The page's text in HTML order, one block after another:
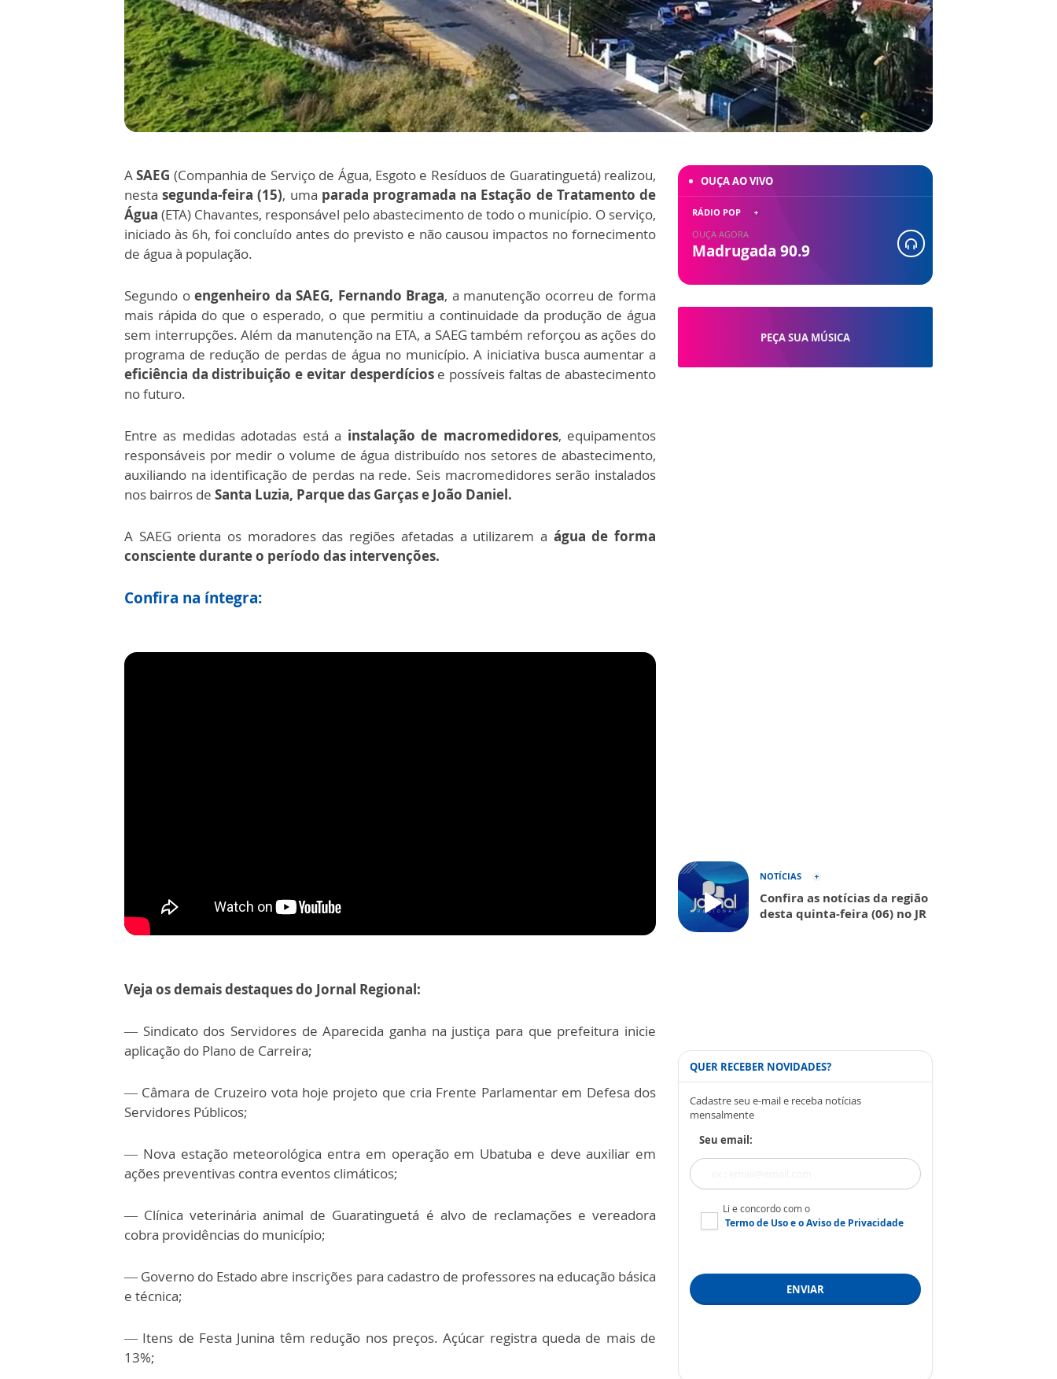
ASAEG (Companhia de Serviço de Água, Esgoto e Resíduos de Guaratinguetá) realizou,
nestasegunda-feira (15), uma parada programada na Estação de Tratamento de
Água (ETA) Chavantes, responsável pelo abastecimento de todo o município. O serviço,
iniciado às 6h, foi concluído antes do previsto e não causou impactos no fornecimento
de água à população.
Segundo oengenheiro da SAEG, Fernando Braga, a manutenção ocorreu de forma
mais rápida do que o esperado, o que permitiu a continuidade da produção de água
sem interrupções.Além da manutenção na ETA, a SAEG também reforçou as ações do
programa de redução de perdas de água no município. A iniciativa busca aumentar a
eficiência da distribuição e evitar desperdíciose possíveis faltas de abastecimento
no futuro.
Entre as medidas adotadas está a instalação de macromedidores, equipamentos
responsáveis por medir o volume de água distribuído nos setores de abastecimento,
auxiliando na identificação de perdas na rede. Seis macromedidores serão instalados
nos bairros de Santa Luzia, Parque das Garças e João Daniel.
A SAEG orienta os moradores das regiões afetadas a utilizarem a água de forma
consciente durante o período das intervenções.
Confira na íntegra:
Veja os demais destaques do Jornal Regional:
— Sindicato dos Servidores de Aparecida ganha na justiça para que prefeitura inicie
aplicação do Plano de Carreira;
— Câmara de Cruzeiro vota hoje projeto que cria Frente Parlamentar em Defesa dos
Servidores Públicos;
— Nova estação meteorológica entra em operação em Ubatuba e deve auxiliar em
ações preventivas contra eventos climáticos;
— Clínica veterinária animal de Guaratinguetá é alvo de reclamações e vereadora
cobra providências do município;
— Governo do Estado abre inscrições para cadastro de professores na educação básica
e técnica;
— Itens de Festa Junina têm redução nos preços. Açúcar registra queda de mais de
13%;
PEÇA SUA MÚSICA
OUÇA AO VIVO
RÁDIO POP
OUÇA AGORA
Madrugada 90.9
NOTÍCIAS
Confira as notícias da região
desta quinta-feira (06) no JR
QUER RECEBER NOVIDADES?
Cadastre seu e-mail e receba notícias
mensalmente
Seu email:
Li e concordo com o
Termo de Usoe oAviso de Privacidade
ENVIAR